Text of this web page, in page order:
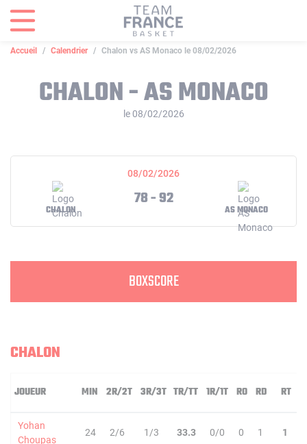
Accueil Calendrier Chalon vs AS Monaco le 08/02/2026
CHALON - AS MONACO
le 08/02/2026
08/02/2026
CHALON
78 - 92
AS MONACO
BOXSCORE
CHALON
JOUEUR MIN 2R/2T 3R/3T TR/TT 1R/1T RO RD RT
Yohan
Choupas
24 2/6 1/3 33.3 0/0 0 1 1
Panneau de gestion des cookies